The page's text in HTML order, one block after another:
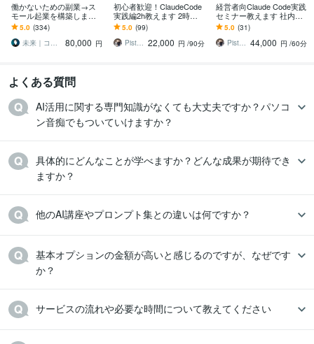
働かないための副業→ス
モール起業を構築します
初心者から個別伴走｜長
期で回るビジネスづくり
と実務AIスキル
5.0 (334)
未来｜コンテンツ起業ラボ
80,000 円
初心者歓迎！ClaudeCode
実践編2h教えます 2時間
みっちりのセットアップ
から個々の課題解決まで
ハンズオン
5.0 (99)
Piste BOSS 22,000 円 /90分
経営者向Claude Code実践
セミナー教えます 社内課
題の相談もOK！累計200
社超！人気の業務自動化
フロー
5.0 (31)
Piste BOSS 44,000 円 /60分
よくある質問
AI活用に関する専門知識がなくても大丈夫ですか？パソコ
具体的にどんなことが学べますか？どんな成果が期待でき
ますか？
他のAI講座やプロンプト集との違いは何ですか？
基本オプションの金額が高いと感じるのですが、なぜです
か？
サービスの流れや必要な時間について教えてください